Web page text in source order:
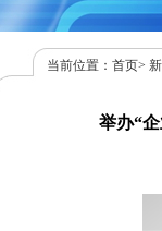
当前位置： 首页>
举办“